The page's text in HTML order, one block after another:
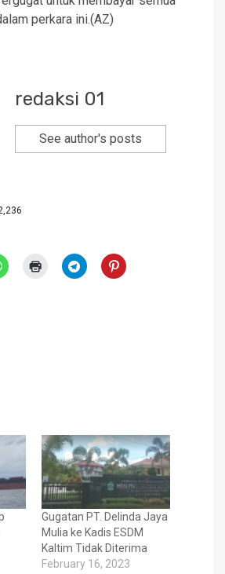
perkara ini.(AZ)
redaksi 01
See author's posts
Gugatan PT. Delinda Jaya
Mulia ke Kadis ESDM
Kaltim Tidak Diterima
February 16, 2023